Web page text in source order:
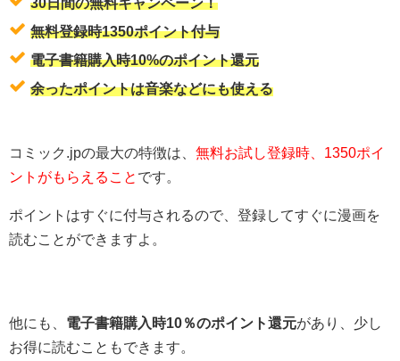
無料登録時1350ポイント付与
電子書籍購入時10%のポイント還元
余ったポイントは音楽などにも使える
コミック.jpの最大の特徴は、 無料お試し登録時、1350ポイ
ントがもらえること です。
ポイントはすぐに付与されるので、登録してすぐに漫画を
読むことができますよ。
他にも、 電子書籍購入時10％のポイント還元があり、少し
お得に読むこともできます。